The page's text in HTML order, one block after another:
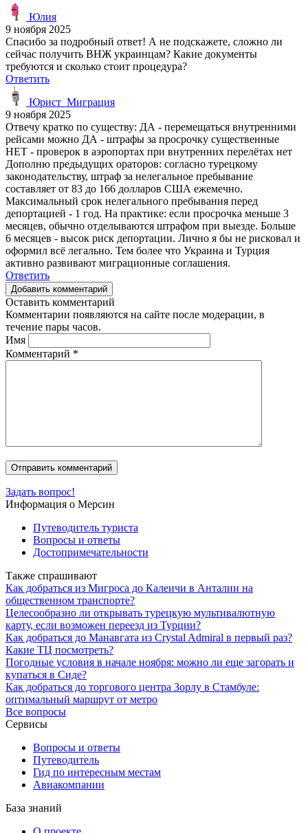
Юлия
9 ноября 2025
Спасибо за подробный ответ! А не подскажете, сложно ли
сейчас получить ВНЖ украинцам? Какие документы
требуются и сколько стоит процедура?
Ответить
Юрист_Миграция
9 ноября 2025
Отвечу кратко по существу: ДА - перемещаться внутренними
рейсами можно ДА - штрафы за просрочку существенные
НЕТ - проверок в аэропортах при внутренних перелётах нет
Дополню предыдущих ораторов: согласно турецкому
законодательству, штраф за нелегальное пребывание
составляет от 83 до 166 долларов США ежемечно.
Максимальный срок нелегального пребывания перед
депортацией - 1 год. На практике: если просрочка меньше 3
месяцев, обычно отделываются штрафом при выезде. Больше
6 месяцев - высок риск депортации. Лично я бы не рисковал и
оформил всё легально. Тем более что Украина и Турция
активно развивают миграционные соглашения.
Ответить
Добавить комментарий
Оставить комментарий
Комментарии появляются на сайте после модерации, в
течение пары часов.
Имя
Комментарий *
Задать вопрос!
Информация о Мерсин
Путеводитель туриста
Вопросы и ответы
Достопримечательности
Также спрашивают
Как добраться из Мигроса до Калеичи в Анталии на
общественном транспорте?
Целесообразно ли открывать турецкую мультивалютную
карту, если возможен переезд из Турции?
Как добраться до Манавгата из Crystal Admiral в первый раз?
Какие ТЦ посмотреть?
Погодные условия в начале ноября: можно ли еще загорать и
купаться в Сиде?
Как добраться до торгового центра Зорлу в Стамбуле:
оптимальный маршрут от метро
Все вопросы
Сервисы
Вопросы и ответы
Путеводитель
Гид по интересным местам
Авиакомпании
База знаний